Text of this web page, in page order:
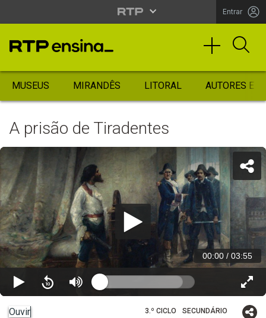
Entrar
MUSEUS MIRANDÊS LITORAL AUTORES
A prisão de Tiradentes
00:00 / 03:55
Ouvir 3.º CICLO SECUNDÁRIO